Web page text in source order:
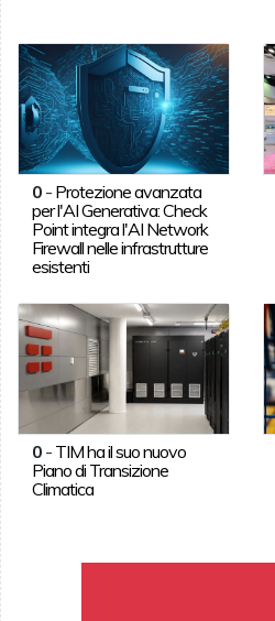
0- Protezione avanzata
per l'AI Generativa: Check
Point integra l'AI Network
Firewall nelle infrastrutture
esistenti
0- TIM ha il suo nuovo
Piano di Transizione
Climatica